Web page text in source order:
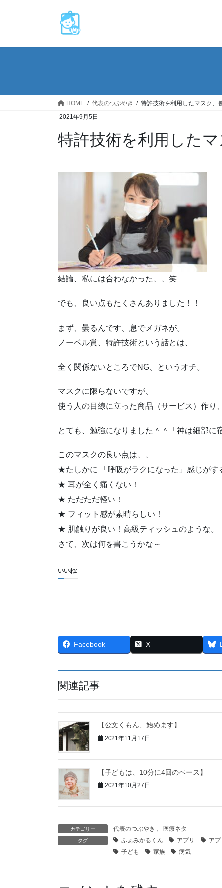
HOME 代表のつぶやき
特許技術を利用したマスク、
2021年9月5日
特許技術を利用したマ
–
結論、私には合わなかった、、笑
でも、良い点もたくさんありました！！
まず、曇るんです、息でメガネが。
ノーベル賞、特許技術という話とは、
全く関係ないところでNG、というオチ。
マスクに限らないですが、
使う人の目線に立った商品（サービス）作り、
とても、勉強になりました＾＾「神は細部に
このマスクの良い点は、、
★たしかに 「呼吸がラクになった」感じがす
★ 耳が全く痛くない！
★ ただただ軽い！
★ フィット感が素晴らしい！
★ 肌触りが良い！高級ティッシュのような。
さて、次は何を書こうかな～
いいね:
Facebook X
関連記事
【公文くもん、始めます】
2021年11月17日
【子どもは、10分に4回のペース】
2021年10月27日
カテゴリー 代表のつぶやき 医療ネタ
タグ ふぁみかるくん アプリ アプ
子ども
家族 病気